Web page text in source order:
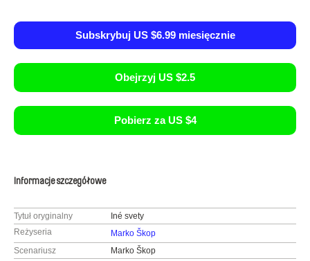
Subskrybuj US $6.99 miesięcznie
Obejrzyj US $2.5
Pobierz za US $4
Informacje szczegółowe
Tytuł oryginalny
Iné svety
Reżyseria
Marko Škop
Scenariusz
Marko Škop